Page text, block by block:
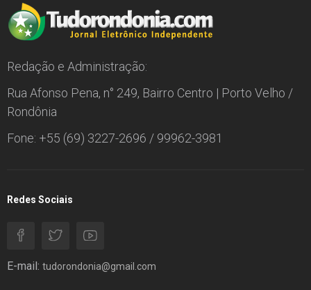
Redação e Administração:
Rua Afonso Pena, n° 249, Bairro Centro | Porto Velho /
Rondônia
Fone: +55 (69) 3227-2696 / 99962-3981
Redes Sociais
E-mail: tudorondonia@gmail.com